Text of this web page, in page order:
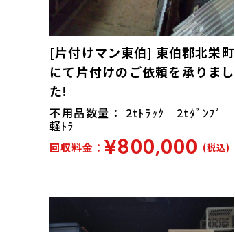
[片付けマン東伯] 東伯郡北栄町
にて片付けのご依頼を承りまし
た!
不用品数量： 2tﾄﾗｯｸ 2tﾀﾞﾝﾌﾟ
軽ﾄﾗ
回収料金： ¥800,000 (税込)